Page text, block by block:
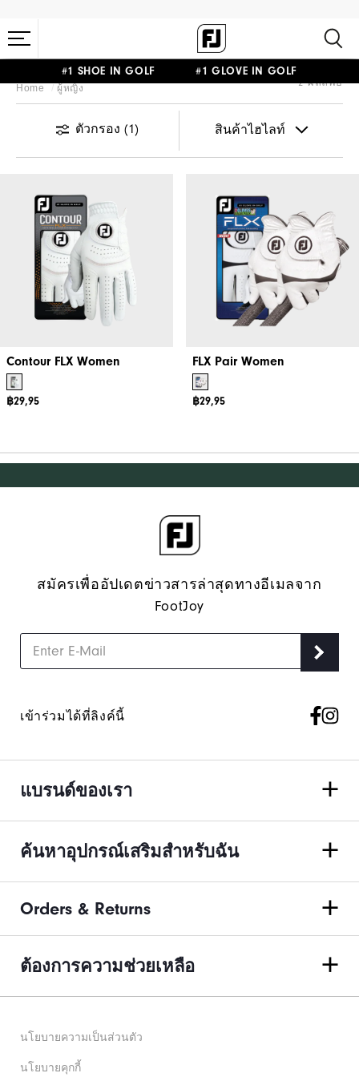
#1 SHOE IN GOLF #1 GLOVE IN GOLF
Home ผู้หญิง 2 ผลลัพธ์
ตัวกรอง (1)
Contour FLX Women
฿29,95
FLX Pair Women
฿29,95
สมัครเพื่ออัปเดตข่าวสารล่าสุดทางอีเมลจาก
FootJoy
เข้าร่วมได้ที่ลิงค์นี้
แบรนด์ของเรา
ค้นหาอุปกรณ์เสริมสำหรับฉัน
Orders & Returns
ต้องการความช่วยเหลือ
นโยบายความเป็นส่วนตัว
นโยบายคุกกี้